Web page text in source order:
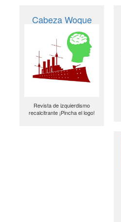
Cabeza Woque
Revista de izquierdismo
recalcitrante ¡Pincha el logo!